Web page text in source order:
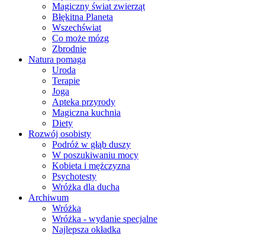
Magiczny świat zwierząt
Błękitna Planeta
Wszechświat
Co może mózg
Zbrodnie
Natura pomaga
Uroda
Terapie
Joga
Apteka przyrody
Magiczna kuchnia
Diety
Rozwój osobisty
Podróż w głąb duszy
W poszukiwaniu mocy
Kobieta i mężczyzna
Psychotesty
Wróżka dla ducha
Archiwum
Wróżka
Wróżka - wydanie specjalne
Najlepsza okładka